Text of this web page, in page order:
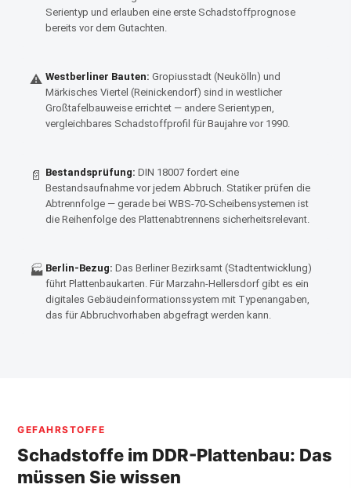
Serientyp und erlauben eine erste Schadstoffprognose
bereits vor dem Gutachten.
⚠ Westberliner Bauten: Gropius­stadt (Neukölln) und
Märkisches Viertel (Reinickendorf) sind in westlicher
Großtafel­bauweise errichtet — andere Serientypen,
vergleichbares Schadstoffprofil für Baujahre vor 1990.
📄 Bestandsprüfung: DIN 18007 fordert eine
Bestandsaufnahme vor jedem Abbruch. Statiker prüfen die
Abtrennfolge — gerade bei WBS-70-Scheibensystemen ist
die Reihenfolge des Platten­abtrennens sicherheitsrelevant.
🏭 Berlin-Bezug: Das Berliner Bezirksamt (Stadtentwicklung)
führt Plattenbaukarten. Für Marzahn-Hellersdorf gibt es ein
digitales Gebäudeinformationssystem mit Typenangaben,
das für Abbruchvorhaben abgefragt werden kann.
GEFAHRSTOFFE
Schadstoffe im DDR-Plattenbau: Das
müssen Sie wissen